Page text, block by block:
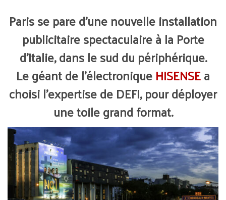
Paris se pare d’une nouvelle installation
publicitaire spectaculaire à la Porte
d’Italie, dans le sud du périphérique.
Le géant de l’électroniqueHISENSEa
choisi l’expertise de DEFI, pour déployer
une toile grand format.